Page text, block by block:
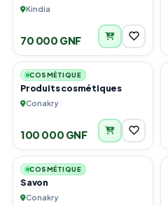
Kindia
70 000 GNF
6
COSMÉTIQUE
Produits cosmétiques
Conakry
100 000 GNF
1
COSMÉTIQUE
Savon
Conakry